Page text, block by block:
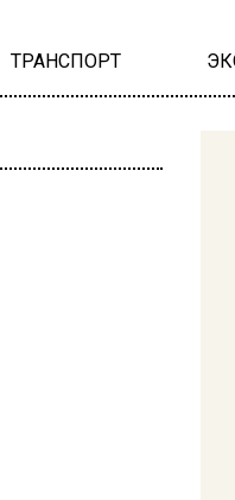
ТРАНСПОРТ